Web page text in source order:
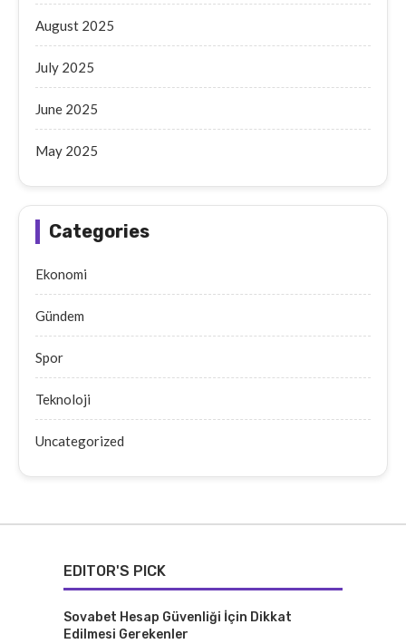
August 2025
July 2025
June 2025
May 2025
Categories
Ekonomi
Gündem
Spor
Teknoloji
Uncategorized
EDITOR'S PICK
Sovabet Hesap Güvenliği İçin Dikkat
Edilmesi Gerekenler